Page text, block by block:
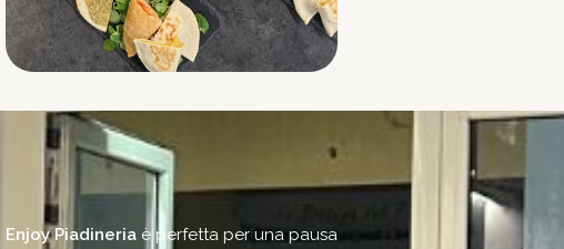
Enjoy Piadineriaè perfetta per una pausa